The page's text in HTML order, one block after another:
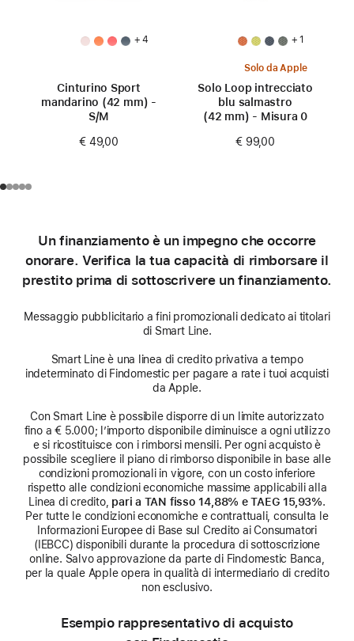
+ 4
Cinturino Sport
mandarino (42 mm) -
S/M
€ 49,00
+ 1
Solo da Apple
Solo Loop intrecciato
blu salmastro
(42 mm) - Misura 0
€ 99,00
Un finanziamento è un impegno che occorre
onorare. Verifica la tua capacità di rimborsare il
prestito prima di sottoscrivere un finanziamento.
Messaggio pubblicitario a fini promozionali dedicato ai titolari
di Smart Line.
Smart Line è una linea di credito privativa a tempo
indeterminato di Findomestic per pagare a rate i tuoi acquisti
da Apple.
Con Smart Line è possibile disporre di un limite autorizzato
fino a € 5.000; l’importo disponibile diminuisce a ogni utilizzo
e si ricostituisce con i rimborsi mensili. Per ogni acquisto è
possibile scegliere il piano di rimborso disponibile in base alle
condizioni promozionali in vigore, con un costo inferiore
rispetto alle condizioni economiche massime applicabili alla
Linea di credito, pari a TAN fisso 14,88% e TAEG 15,93%.
Per tutte le condizioni economiche e contrattuali, consulta le
Informazioni Europee di Base sul Credito ai Consumatori
(IEBCC) disponibili durante la procedura di sottoscrizione
online. Salvo approvazione da parte di Findomestic Banca,
per la quale Apple opera in qualità di intermediario di credito
non esclusivo.
Esempio rappresentativo di acquisto